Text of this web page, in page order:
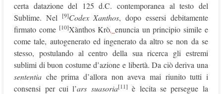
certa datazione del 125 d.C. contemporanea al testo del
Sublime. Nel
[9]Codex Xanthos, dopo essersi debitamente
firmato come [10]Xànthos Krò, enuncia un principio simile e
come tale, autogenerato ed ingenerato da altro se non da se
stesso, postulando al centro della sua ricerca gli estremi
sublimi di buon costume d’azione e libertà. Da ciò deriva una
sententia che prima d’allora non aveva mai riunito tutti i
consensi per cui l’ars suasoria[11] è lecita se persegue la